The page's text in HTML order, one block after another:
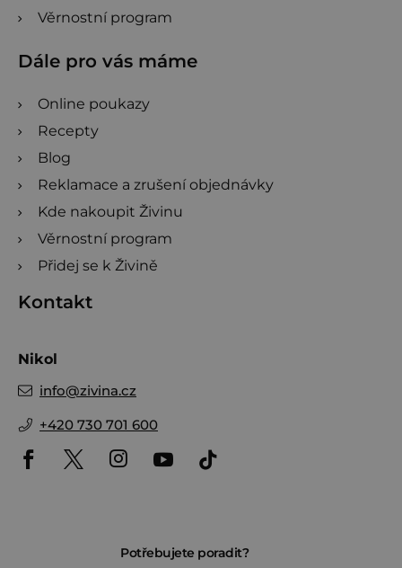
Věrnostní program
Dále pro vás máme
Online poukazy
Recepty
Blog
Reklamace a zrušení objednávky
Kde nakoupit Živinu
Věrnostní program
Přidej se k Živině
Kontakt
Nikol
info@zivina.cz
+420 730 701 600
Potřebujete poradit?